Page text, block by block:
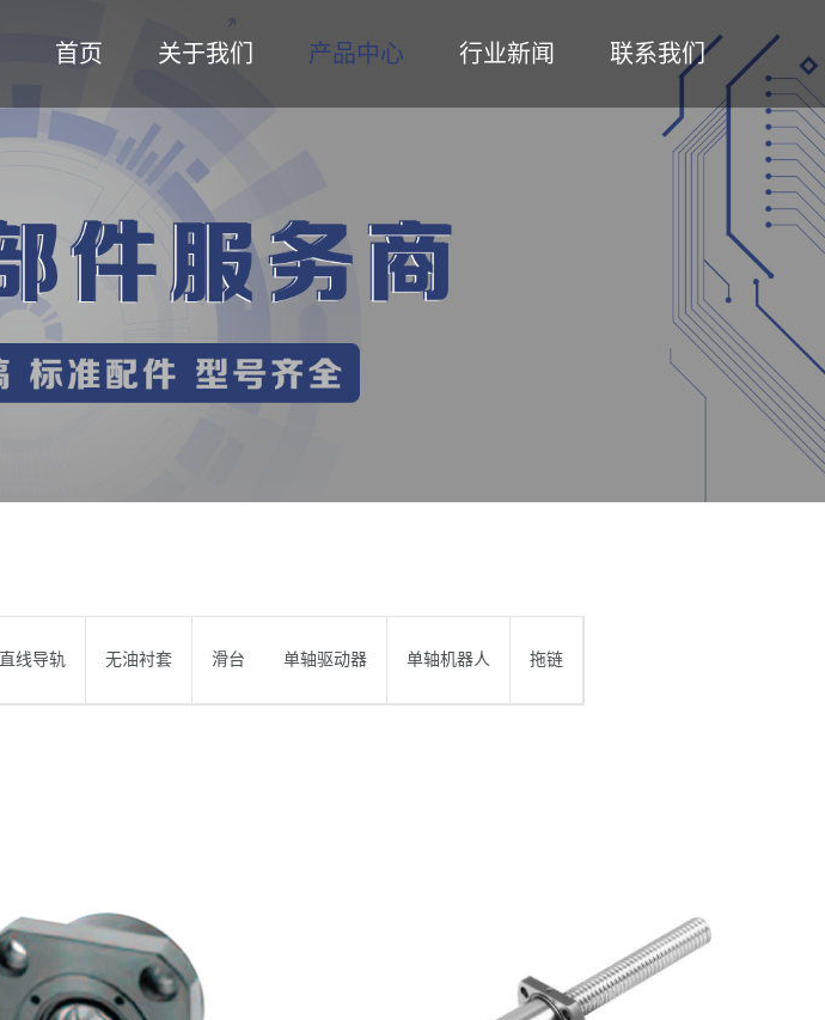
首页 关于我们 产品中心 行业新闻 联系我们
直线导轨 无油衬套 滑台 单轴驱动器 单轴机器人 拖链